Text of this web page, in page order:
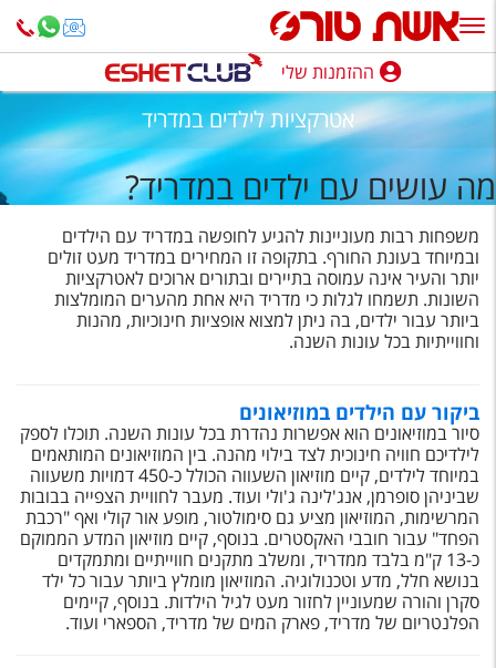
ההזמנות שלי
נופש בארץ
חופשה לפי סגנון
מלונות באילת
טיולים מאורגנים
סגנונות טיול
הרגע האחרון
חבילות בריאות וספא
טיסות לחו"ל
מלונות בחו"ל
Русский
ההזמנות שלי
אטרקציות לילדים במדריד
מה עושים עם ילדים במדריד?
משפחות רבות מעוניינות להגיע לחופשה במדריד עם הילדים
ובמיוחד בעונת החורף. בתקופה זו המחירים במדריד מעט זולים
יותר והעיר אינה עמוסה בתיירים ובתורים ארוכים לאטרקציות
השונות. תשמחו לגלות כי מדריד היא אחת מהערים המומלצות
ביותר עבור ילדים, בה ניתן למצוא אופציות חינוכיות, מהנות
וחווייתיות בכל עונות השנה.
ביקור עם הילדים במוזיאונים
סיור במוזיאונים הוא אפשרות נהדרת בכל עונות השנה. תוכלו לספק
לילדיכם חוויה חינוכית לצד בילוי מהנה. בין המוזיאונים המותאמים
במיוחד לילדים, קיים מוזיאון השעווה הכולל כ-450 דמויות משעווה
שביניהן סופרמן, אנג'לינה ג'ולי ועוד. מעבר לחוויית הצפייה בבובות
המרשימות, המוזיאון מציע גם סימולטור, מופע אור קולי ואף "רכבת
הפחד" עבור חובבי האקסטרים. בנוסף, קיים מוזיאון המדע הממוקם
כ-13 ק"מ בלבד ממדריד, ומשלב מתקנים חווייתיים ומתמקדים
בנושא חלל, מדע וטכנולוגיה. המוזיאון מומלץ ביותר עבור כל ילד
סקרן והורה שמעוניין לחזור מעט לגיל הילדות. בנוסף, קיימים
הפלנטריום של מדריד, פארק המים של מדריד, הספארי ועוד.